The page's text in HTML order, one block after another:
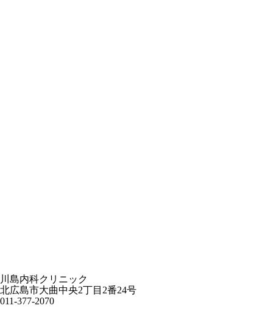
川島内科クリニック
北広島市大曲中央2丁目2番24号
011-377-2070